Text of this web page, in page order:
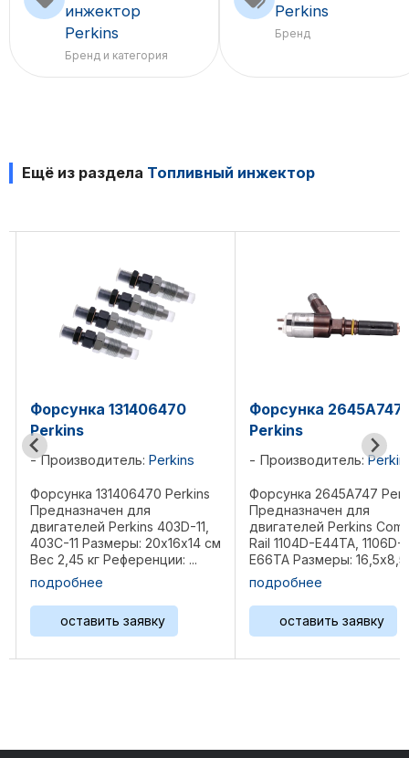
инжектор
Perkins
Бренд и категория
Perkins
Бренд
Ещё из раздела Топливный инжектор
Форсунка 131406470
Perkins
Производитель: Perkins
Форсунка 131406470 Perkins
Предназначен для
двигателей Perkins 403D-11,
403C-11 Размеры: 20х16х14 см
Вес 2,45 кг Референции: ...
подробнее
оставить заявку
Форсунка 2645A747
Perkins
Производитель:
Форсунка 2645A747
Предназначен для
двигателей Perkins
Rail 1104D-E44TA, 1106D-
E66TA Размеры:
см Вес 0,5 кг
2645A746, 2645A747,
32F6100062, ...
подробнее
оставить заявку